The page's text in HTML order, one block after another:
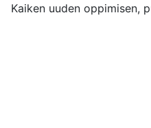
Kaiken uuden oppimisen,